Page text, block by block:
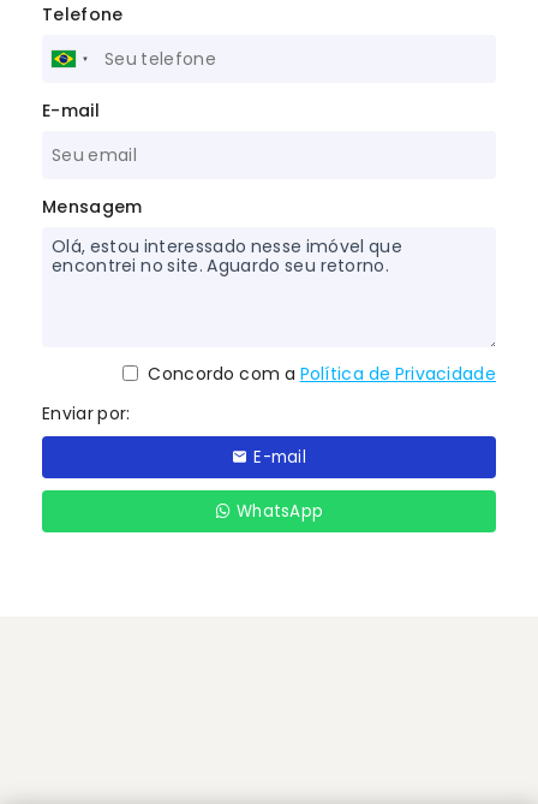
Telefone
E-mail
Mensagem
Concordo com a Política de Privacidade
Enviar por:
E-mail
WhatsApp